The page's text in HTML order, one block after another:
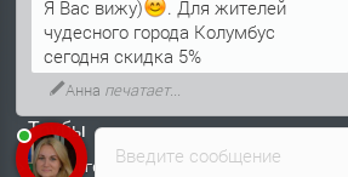
Просечно-вытяжной лист (ПВЛ)
Лист рифленый
Лист оцинкованный
Трубы
Трубы горячедеформированные
Введите сообщение
Я Вас вижу)
. Для жителей
чудесного города Колумбус
сегодня скидка 5%